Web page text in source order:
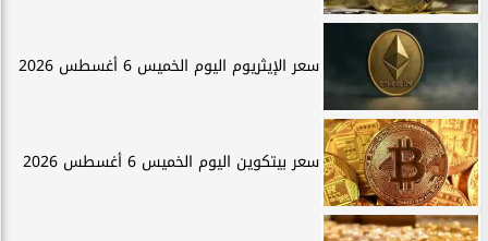
سعر الإيثريوم اليوم الخميس 6 أغسطس 2026
سعر بيتكوين اليوم الخميس 6 أغسطس 2026